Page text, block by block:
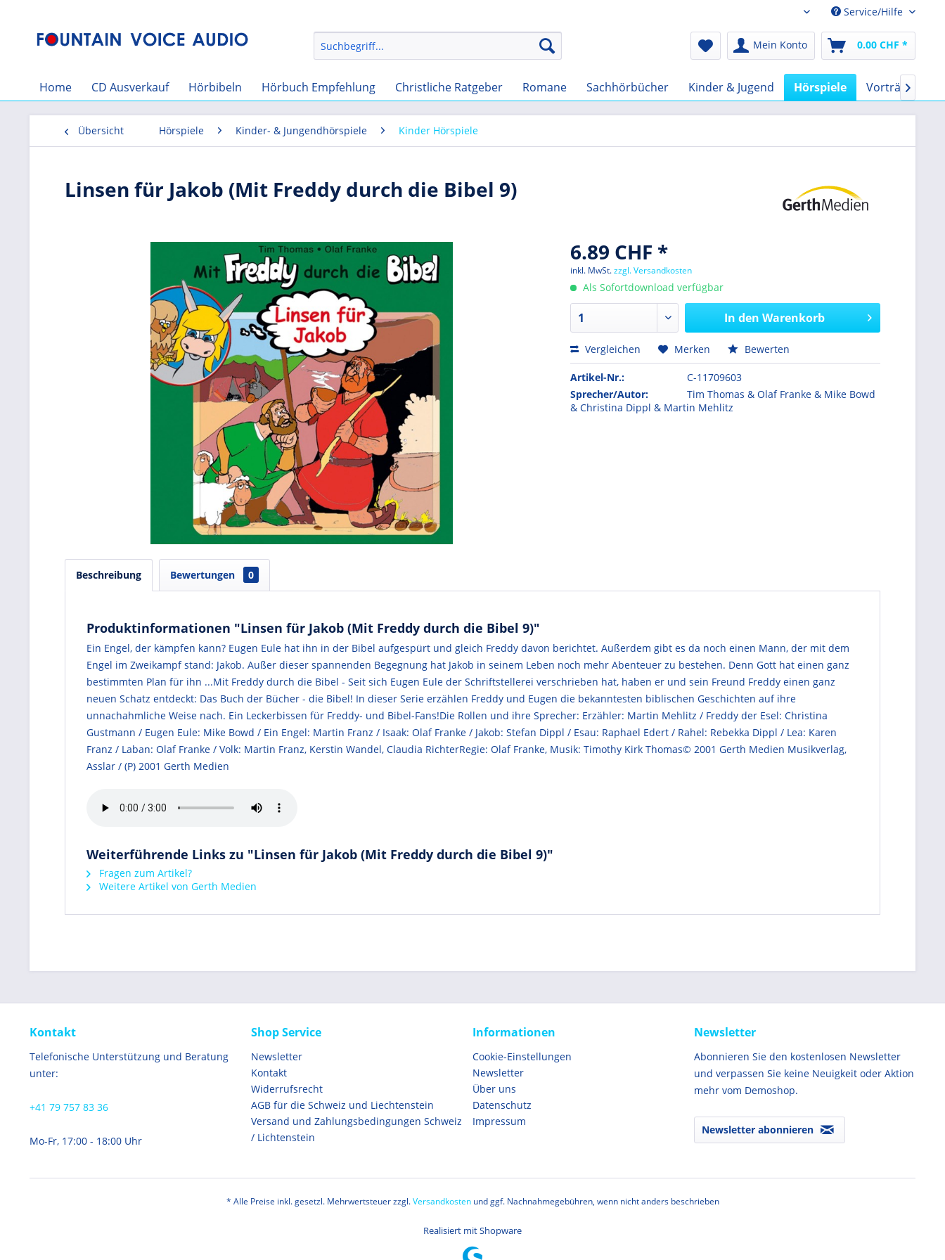
Audio-Book CHFService/Hilfe
Mein Konto 0.00 CHF *
Home CD Ausverkauf Hörbibeln Hörbuch Empfehlung Christliche Ratgeber Romane Sachhörbücher Kinder & Jugend Hörspiele Vorträge

Übersicht Hörspiele Kinder- & Jungendhörspiele Kinder Hörspiele
Linsen für Jakob (Mit Freddy durch die Bibel 9)
6.89 CHF *
inkl. MwSt.zzgl. Versandkosten
Als Sofortdownload verfügbar
In den Warenkorb
Vergleichen Merken Bewerten
Artikel-Nr.:
C-11709603
Sprecher/Autor:
Tim Thomas & Olaf Franke & Mike Bowd
& Christina Dippl & Martin Mehlitz
Beschreibung Bewertungen 0
Produktinformationen "Linsen für Jakob (Mit Freddy durch die Bibel 9)"
Ein Engel, der kämpfen kann? Eugen Eule hat ihn in der Bibel aufgespürt und gleich Freddy davon berichtet. Außerdem gibt es da noch einen Mann, der mit dem
Engel im Zweikampf stand: Jakob. Außer dieser spannenden Begegnung hat Jakob in seinem Leben noch mehr Abenteuer zu bestehen. Denn Gott hat einen ganz
bestimmten Plan für ihn ...Mit Freddy durch die Bibel - Seit sich Eugen Eule der Schriftstellerei verschrieben hat, haben er und sein Freund Freddy einen ganz
neuen Schatz entdeckt: Das Buch der Bücher - die Bibel! In dieser Serie erzählen Freddy und Eugen die bekanntesten biblischen Geschichten auf ihre
unnachahmliche Weise nach. Ein Leckerbissen für Freddy- und Bibel-Fans!Die Rollen und ihre Sprecher: Erzähler: Martin Mehlitz / Freddy der Esel: Christina
Gustmann / Eugen Eule: Mike Bowd / Ein Engel: Martin Franz / Isaak: Olaf Franke / Jakob: Stefan Dippl / Esau: Raphael Edert / Rahel: Rebekka Dippl / Lea: Karen
Franz / Laban: Olaf Franke / Volk: Martin Franz, Kerstin Wandel, Claudia RichterRegie: Olaf Franke, Musik: Timothy Kirk Thomas© 2001 Gerth Medien Musikverlag,
Asslar / (P) 2001 Gerth Medien
Weiterführende Links zu "Linsen für Jakob (Mit Freddy durch die Bibel 9)"
Fragen zum Artikel?
Weitere Artikel von Gerth Medien
Kontakt
Telefonische Unterstützung und Beratung
unter:
+41 79 757 83 36
Mo-Fr, 17:00 - 18:00 Uhr
Shop Service
Newsletter
Kontakt
Widerrufsrecht
AGB für die Schweiz und Liechtenstein
Versand und Zahlungsbedingungen Schweiz
/ Lichtenstein
Informationen
Cookie-Einstellungen
Newsletter
Über uns
Datenschutz
Impressum
Newsletter
Abonnieren Sie den kostenlosen Newsletter
und verpassen Sie keine Neuigkeit oder Aktion
mehr vom Demoshop.
Newsletter abonnieren
* Alle Preise inkl. gesetzl. Mehrwertsteuer zzgl.Versandkostenund ggf. Nachnahmegebühren, wenn nicht anders beschrieben
Realisiert mit Shopware